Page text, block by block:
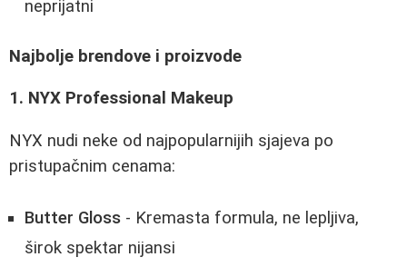
neprijatni
Najbolje brendove i proizvode
1. NYX Professional Makeup
NYX nudi neke od najpopularnijih sjajeva po
pristupačnim cenama:
Butter Gloss - Kremasta formula, ne lepljiva,
širok spektar nijansi